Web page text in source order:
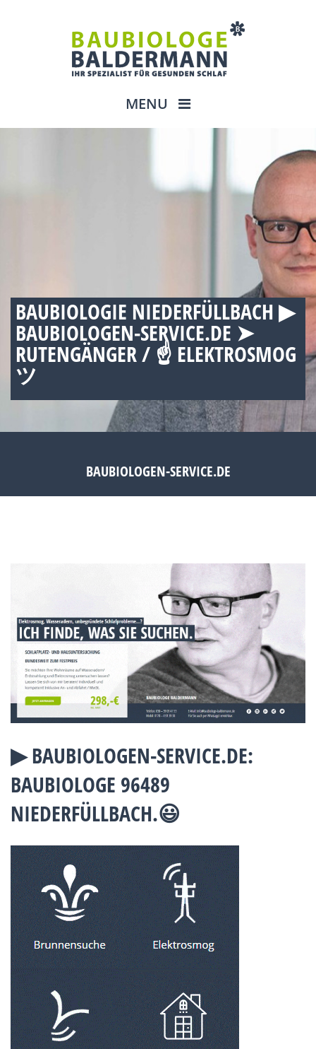
MENU
BAUBIOLOGIE NIEDERFÜLLBACH ▶︎
BAUBIOLOGEN-SERVICE.DE ➤
RUTENGÄNGER / ☝ ELEKTROSMOG
ツ
BAUBIOLOGEN-SERVICE.DE
▶︎ BAUBIOLOGEN-SERVICE.DE:
BAUBIOLOGE 96489
NIEDERFÜLLBACH.😃